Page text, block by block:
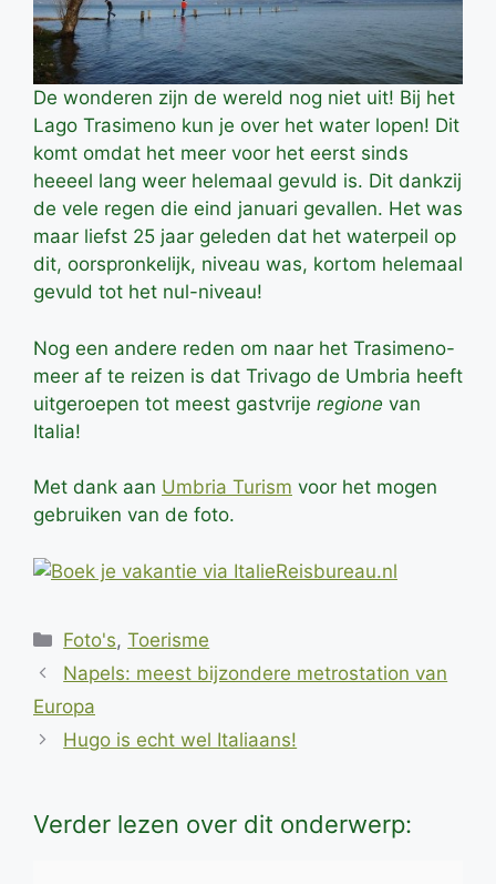
De wonderen zijn de wereld nog niet uit! Bij het
Lago Trasimeno kun je over het water lopen! Dit
komt omdat het meer voor het eerst sinds
heeeel lang weer helemaal gevuld is. Dit dankzij
de vele regen die eind januari gevallen. Het was
maar liefst 25 jaar geleden dat het waterpeil op
dit, oorspronkelijk, niveau was, kortom helemaal
gevuld tot het nul-niveau!
Nog een andere reden om naar het Trasimeno-
meer af te reizen is dat Trivago de Umbria heeft
uitgeroepen tot meest gastvrije regione van
Italia!
Met dank aan Umbria Turism voor het mogen
gebruiken van de foto.
Categorieën
Foto's,Toerisme
Napels: meest bijzondere metrostation van
Europa
Hugo is echt wel Italiaans!
Verder lezen over dit onderwerp: